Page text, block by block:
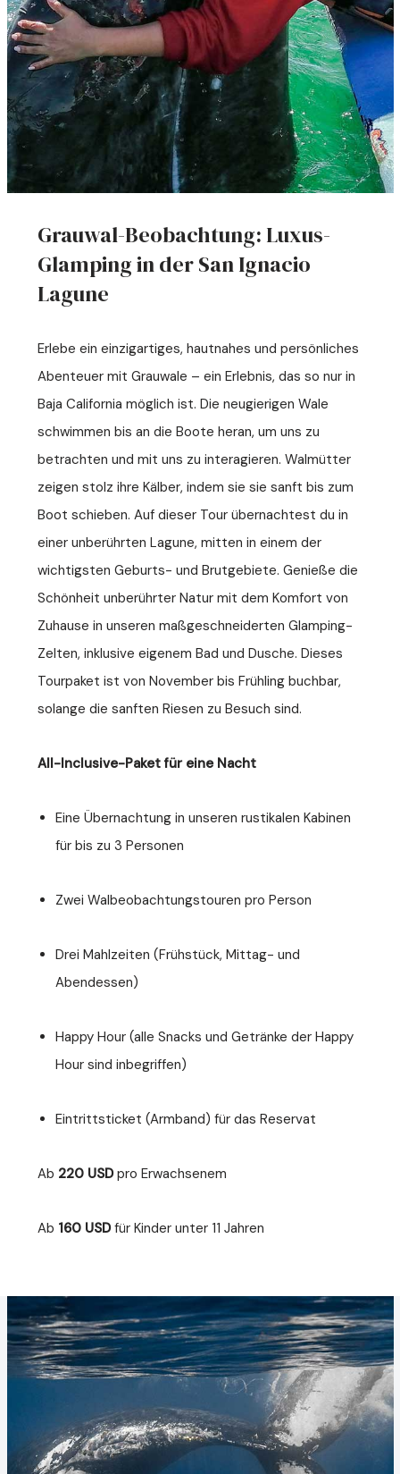
Grauwal-Beobachtung: Luxus-
Glamping in der San Ignacio
Lagune
Erlebe ein einzigartiges, hautnahes und persönliches
Abenteuer mit Grauwale – ein Erlebnis, das so nur in
Baja California möglich ist. Die neugierigen Wale
schwimmen bis an die Boote heran, um uns zu
betrachten und mit uns zu interagieren. Walmütter
zeigen stolz ihre Kälber, indem sie sie sanft bis zum
Boot schieben. Auf dieser Tour übernachtest du in
einer unberührten Lagune, mitten in einem der
wichtigsten Geburts- und Brutgebiete. Genieße die
Schönheit unberührter Natur mit dem Komfort von
Zuhause in unseren maßgeschneiderten Glamping-
Zelten, inklusive eigenem Bad und Dusche. Dieses
Tourpaket ist von November bis Frühling buchbar,
solange die sanften Riesen zu Besuch sind.
All-Inclusive-Paket für eine Nacht
Eine Übernachtung in unseren rustikalen Kabinen
für bis zu 3 Personen
Zwei Walbeobachtungstouren pro Person
Drei Mahlzeiten (Frühstück, Mittag- und
Abendessen)
Happy Hour (alle Snacks und Getränke der Happy
Hour sind inbegriffen)
Eintrittsticket (Armband) für das Reservat
Ab 220 USDpro Erwachsenem
Ab 160 USDfür Kinder unter 11 Jahren